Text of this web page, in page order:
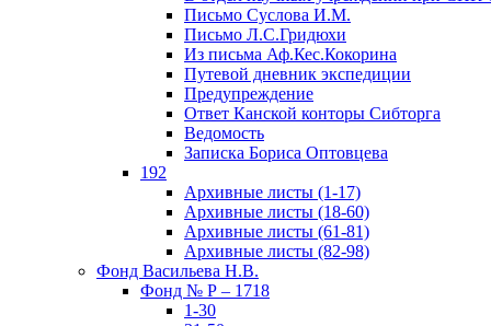
Письмо Суслова И.М.
Письмо Л.С.Гридюхи
Из письма Аф.Кес.Кокорина
Путевой дневник экспедиции
Предупреждение
Ответ Канской конторы Сибторга
Ведомость
Записка Бориса Оптовцева
192
Архивные листы (1-17)
Архивные листы (18-60)
Архивные листы (61-81)
Архивные листы (82-98)
Фонд Васильева Н.В.
Фонд № Р – 1718
1-30